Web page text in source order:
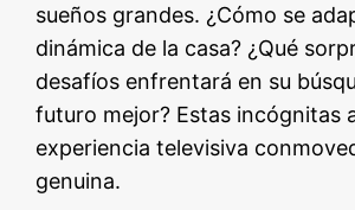
sueños grandes. ¿Cómo se
dinámica de la casa? ¿Qué
desafíos enfrentará en su
futuro mejor? Estas incógnitas
experiencia televisiva
genuina.